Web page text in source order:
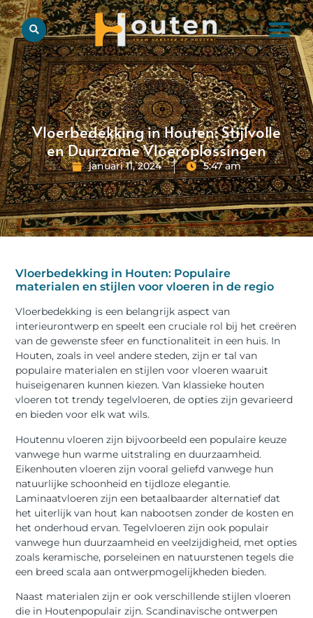
Vloerbedekking in Houten: Stijlvolle
en Duurzame Vloeroplossingen
januari 11, 2024 5:47 am
Vloerbedekking in Houten: Populaire
materialen en stijlen voor vloeren in de regio
Vloerbedekking is een belangrijk aspect van
interieurontwerp en speelt een cruciale rol bij het creëren
van de gewenste sfeer en functionaliteit in een huis. In
Houten, zoals in veel andere steden, zijn er tal van
populaire materialen en stijlen voor vloeren waaruit
huiseigenaren kunnen kiezen. Van klassieke houten
vloeren tot trendy tegelvloeren, de opties zijn gevarieerd
en bieden voor elk wat wils.
Houtennu vloeren zijn bijvoorbeeld een populaire keuze
vanwege hun warme uitstraling en duurzaamheid.
Eikenhouten vloeren zijn vooral geliefd vanwege hun
natuurlijke schoonheid en tijdloze elegantie.
Laminaatvloeren zijn een betaalbaarder alternatief dat
het uiterlijk van hout kan nabootsen zonder de kosten en
het onderhoud ervan. Tegelvloeren zijn ook populair
vanwege hun duurzaamheid en veelzijdigheid, met opties
zoals keramische, porseleinen en natuurstenen tegels die
een breed scala aan ontwerpmogelijkheden bieden.
Naast materialen zijn er ook verschillende stijlen vloeren
die in Houtenpopulair zijn. Scandinavische ontwerpen